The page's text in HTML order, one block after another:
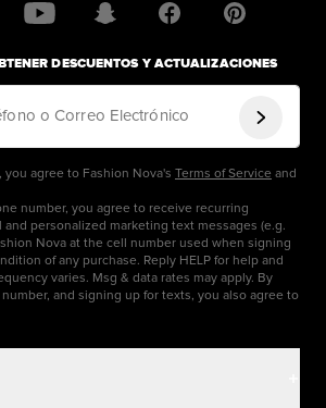
DESCUENTOS Y ACTUALIZACIONES
o Correo Electrónico
you agree to Fashion Nova's Terms of Service and
number, you agree to receive recurring
personalized marketing text messages (e.g.
Nova at the cell number used when signing
of any purchase. Reply HELP for help and
varies. Msg & data rates may apply. By
and signing up for texts, you also agree to